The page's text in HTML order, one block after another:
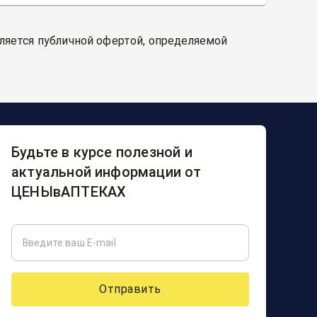
публичной офертой, определяемой
Будьте в курсе полезной и
актуальной информации от
ЦЕНЫвАПТЕКАХ
Отправить